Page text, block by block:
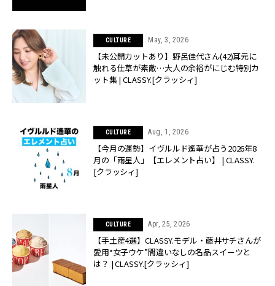
CULTURE May, 3, 2026
【未公開カットあり】野呂佳代さん(42)耳元に
触れる仕草が素敵…大人の余裕がにじむ特別カ
ット集 | CLASSY.[クラッシィ]
CULTURE Aug, 1, 2026
【今月の運勢】イヴルルド遙華が占う2026年8
月の「雨星人」【エレメント占い】 | CLASSY.
[クラッシィ]
CULTURE Apr, 25, 2026
【手土産4選】CLASSY.モデル・藤井サチさんが
愛用“女子ウケ”間違いなしの名品スイーツと
は？ | CLASSY.[クラッシィ]